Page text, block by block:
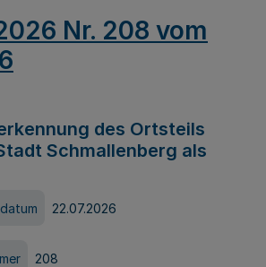
Nr. 208 vom
des Ortsteils
Schmallenberg als
22.07.2026
208